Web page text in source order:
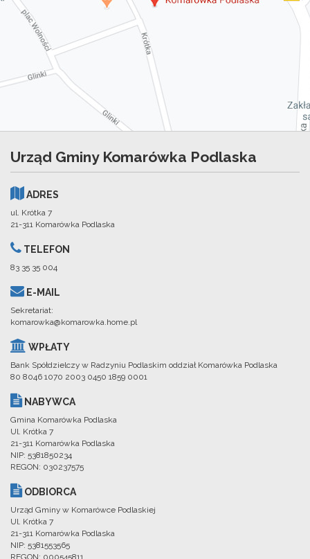
Urząd Gminy Komarówka Podlaska
ADRES
ul. Krótka 7
21-311 Komarówka Podlaska
TELEFON
83 35 35 004
E-MAIL
Sekretariat:
komarowka@komarowka.home.pl
WPŁATY
Bank Spółdzielczy w Radzyniu Podlaskim oddział Komarówka Podlaska
80 8046 1070 2003 0450 1859 0001
NABYWCA
Gmina Komarówka Podlaska
Ul. Krótka 7
21-311 Komarówka Podlaska
NIP: 5381850234
REGON: 030237575
ODBIORCA
Urząd Gminy w Komarówce Podlaskiej
Ul. Krótka 7
21-311 Komarówka Podlaska
NIP: 5381553565
REGON: 000545811